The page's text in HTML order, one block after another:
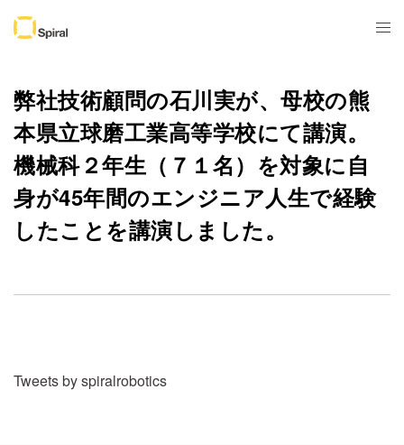
弊社技術顧問の石川実が、母校の熊
本県立球磨工業高等学校にて講演。
機械科２年生（７１名）を対象に自
身が45年間のエンジニア人生で経験
したことを講演しました。
Tweets by spiralrobotics